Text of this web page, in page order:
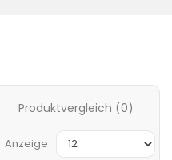
Produktvergleich (0)
Anzeige